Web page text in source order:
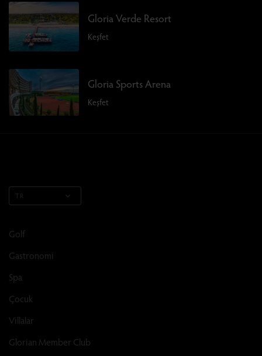
Gloria Verde Resort
Keşfet
Gloria Sports Arena
Keşfet
TR
Golf
Gastronomi
Spa
Çocuk
Villalar
Glorian Member Club